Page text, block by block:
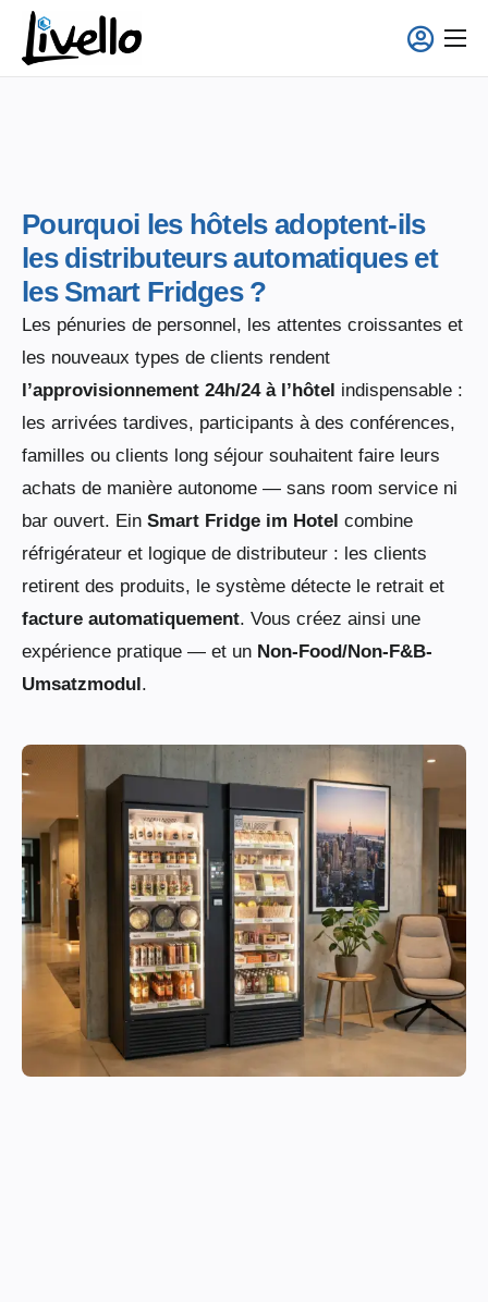
principal
Pourquoi les hôtels adoptent-ils
les distributeurs automatiques et
les Smart Fridges ?
Les pénuries de personnel, les attentes croissantes et
les nouveaux types de clients rendent
l’approvisionnement 24h/24 à l’hôtel indispensable :
les arrivées tardives, participants à des conférences,
familles ou clients long séjour souhaitent faire leurs
achats de manière autonome — sans room service ni
bar ouvert. Ein Smart Fridge im Hotel combine
réfrigérateur et logique de distributeur : les clients
retirent des produits, le système détecte le retrait et
facture automatiquement. Vous créez ainsi une
expérience pratique — et un Non-Food/Non-F&B-
Umsatzmodul.